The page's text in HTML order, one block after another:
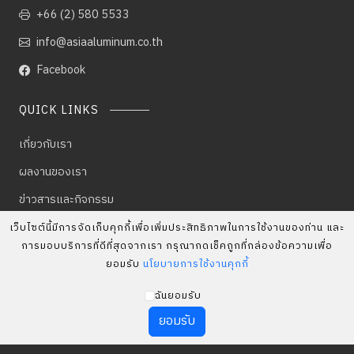
+66 (2) 580 5533
info@asiaaluminum.co.th
Facebook
QUICK LINKS
เกี่ยวกับเรา
ผลงานของเรา
ข่าวสารและกิจกรรม
ร่วมงานกับเรา
ติดต่อเรา
© Copyright 2023 ASIA ALUMINUM AND GLASS CO.,LTD. All
rights reserved.
เว็บไซต์นี้มีการจัดเก็บคุกกี้เพื่อเพิ่มประสิทธิภาพในการใช้งานของท่าน และ
การมอบบริการที่ดีที่สุดจากเรา กรุณากดเช็คถูกที่กล่องข้อความเพื่อ
ยอมรับ นโยบายการใช้งานคุกกี้
ฉันยอมรับ
ยอมรับ